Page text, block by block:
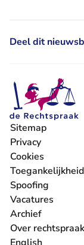
Deel dit
Sitemap
Privacy
Cookies
Toegankelijkheid
Spoofing
Vacatures
- U verlaat
Archief
Over